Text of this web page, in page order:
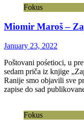
Fokus
Miomir Maroš –
January 23, 2022
Poštovani pośetioci, u
sedam priča iz knjige
Ranije smo objavili sve
zapise do sad
Fokus